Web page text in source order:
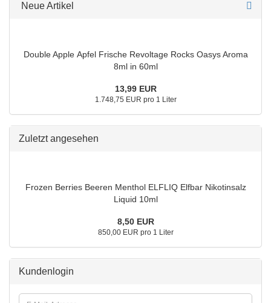
Neue Artikel
Double Apple Apfel Frische Revoltage Rocks Oasys Aroma
8ml in 60ml
13,99 EUR
1.748,75 EUR pro 1 Liter
Zuletzt angesehen
Frozen Berries Beeren Menthol ELFLIQ Elfbar Nikotinsalz
Liquid 10ml
8,50 EUR
850,00 EUR pro 1 Liter
Kundenlogin